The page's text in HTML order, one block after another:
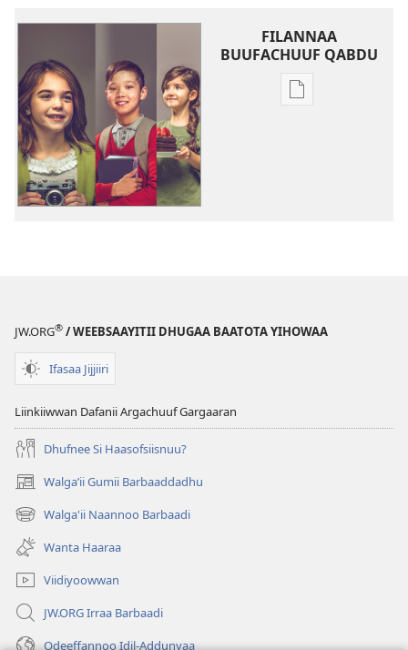
FILANNAA
BUUFACHUUF QABDU
Filannaawwan
JW.ORG® / WEEBSAAYITII DHUGAA BAATOTA YIHOWAA
Ifasaa Jijjiiri
Liinkiiwwan Dafanii Argachuuf Gargaaran
Dhufnee Si Haasofsiisnuu?
Walgaʼii Gumii Barbaaddadhu
(opens
new
window)
Walga'ii Naannoo Barbaadi
(opens
new
window)
Wanta Haaraa
Viidiyoowwan
JW.ORG Irraa Barbaadi
Odeeffannoo Idil-Addunyaa